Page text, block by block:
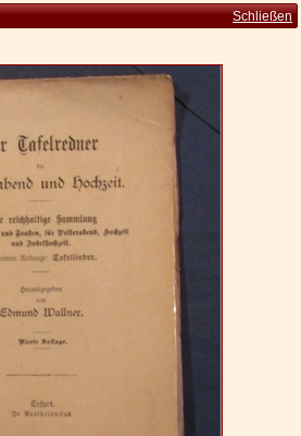
Schließen